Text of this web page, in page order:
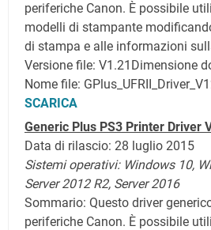
periferiche Canon. È possibile
modelli di stampante
di stampa e alle informazioni
Versione file: V1.21 Dimensione
Nome file:
SCARICA
Generic Plus PS3 Printer Driver
Data di rilascio: 28 luglio 2015
Sistemi operativi: Windows 10,
Server 2012 R2, Server 2016
Sommario: Questo driver
periferiche Canon. È possibile